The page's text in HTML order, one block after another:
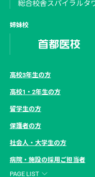
総合校舎スパイラルタ
姉妹校
高校3年生の方
高校1・2年生の方
留学生の方
保護者の方
社会人・大学生の方
病院・施設の採用ご担当者
PAGE LIST